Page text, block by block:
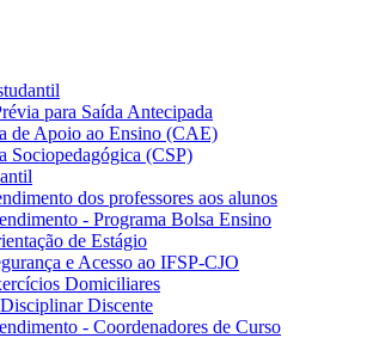
para Saída Antecipada
de Apoio ao Ensino (CAE)
Sociopedagógica (CSP)
dos professores aos alunos
- Programa Bolsa Ensino
de Estágio
e Acesso ao IFSP-CJO
Domiciliares
Discente
- Coordenadores de Curso